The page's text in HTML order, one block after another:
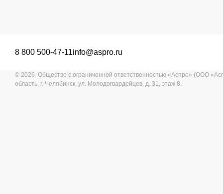
8 800 500-47-11info@aspro.ru
© 2026 Общество с ограниченной ответственностью «Аспро» (ООО
область, г. Челябинск, ул. Молодогвардейцев, д. 31, этаж 8.